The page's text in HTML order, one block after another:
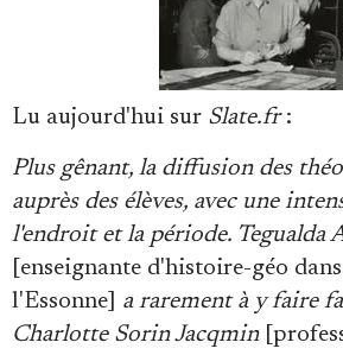
Lu aujourd'hui sur Slate.fr:
Plus gênant, la diffusion des
auprès des élèves, avec une
l'endroit et la période. Tegualda
[enseignante d'histoire-géo
l'Essonne] a rarement à y faire
Charlotte Sorin Jacqmin